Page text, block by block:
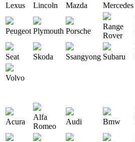
Lexus Lincoln Mazda Mercedes
Peugeot Plymouth Porsche
Range
Rover
Seat Skoda Ssangyong Subaru
Volvo
Acura
Alfa
Romeo
Audi Bmw